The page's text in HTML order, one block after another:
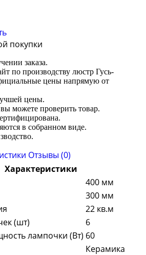
покупки
заказа.
по производству люстр Гусь-
цены напрямую от
цены.
можете проверить товар.
в собранном виде.
Отзывы (0)
Характеристики
400 мм
300 мм
22 кв.м
(шт)
6
лампочки (Вт) 60
Керамика